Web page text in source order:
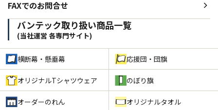
FAXでのお問合せ
バンテック取り扱い商品一覧
(当社運営 各専門サイト)
横断幕・懸垂幕 応援団・団旗
オリジナルTシャツウェア のぼり旗
オーダーのれん オリジナルタオル